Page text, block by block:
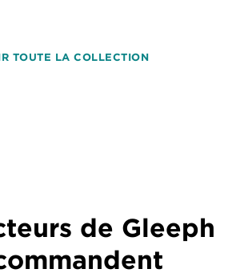
TOUTE LA COLLECTION
de Gleeph